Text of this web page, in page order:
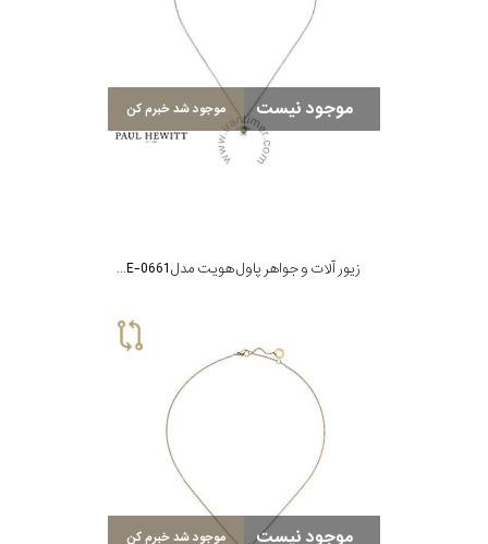
موجود نیست موجود شد خبرم کن
زیور آلات و جواهر پاول هویت مدل PH-JE-0661
موجود نیست موجود شد خبرم کن